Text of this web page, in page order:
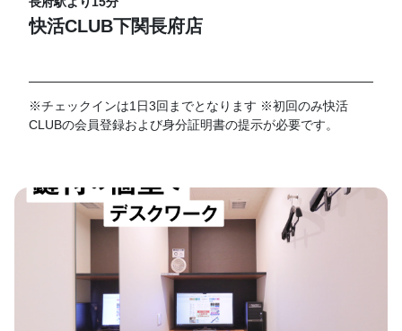
快活CLUB下関長府店
※チェックインは1日3回までとなります ※初回のみ快活
CLUBの会員登録および身分証明書の提示が必要です。